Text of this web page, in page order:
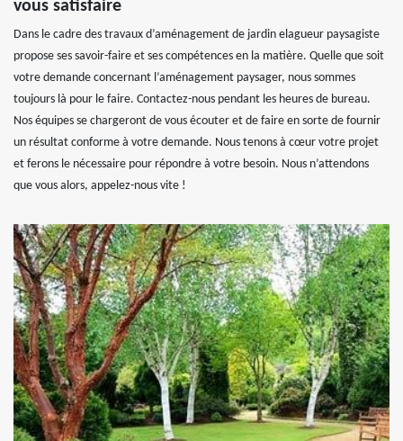
vous satisfaire
Dans le cadre des travaux d’aménagement de jardin elagueur paysagiste
propose ses savoir-faire et ses compétences en la matière. Quelle que soit
votre demande concernant l’aménagement paysager, nous sommes
toujours là pour le faire. Contactez-nous pendant les heures de bureau.
Nos équipes se chargeront de vous écouter et de faire en sorte de fournir
un résultat conforme à votre demande. Nous tenons à cœur votre projet
et ferons le nécessaire pour répondre à votre besoin. Nous n’attendons
que vous alors, appelez-nous vite !